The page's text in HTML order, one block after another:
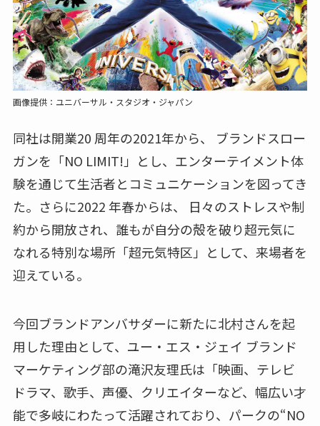
画像提供：ユニバーサル・スタジオ・ジャパン
同社は開業20 周年の2021年から、 ブランドスロー
ガンを「NO LIMIT!」とし、エンターテイメント体
験を通じて生活者とコミュニケーションを図ってき
た。さらに2022 年春からは、 日々のストレスや制
約から開放され、誰もが自分の殻を破り超元気に
なれる特別な場所「超元気特区」として、来場者を
迎えている。
今回ブランドアンバサダーに新たに北村さんを起
用した理由として、ユー・エス・ジェイ ブランド
マーケティング部の滝沢友理氏は「映画、テレビ
ドラマ、歌手、声優、クリエイターなど、幅広い才
能で多岐にわたって活躍されており、パークの“NO